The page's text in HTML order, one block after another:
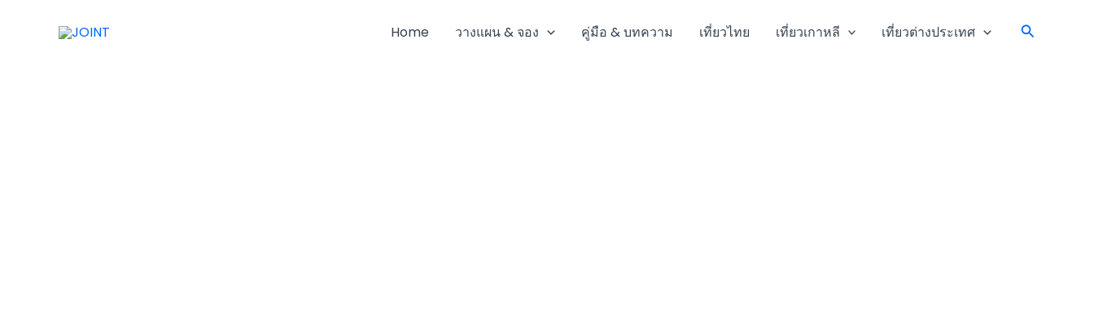
Home วางแผน & จอง คู่มือ & บทความ เที่ยวไทย เที่ยวเกาหลี เที่ยวต่างประเทศ Search